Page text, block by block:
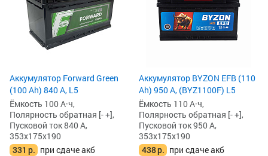
Аккумулятор Forward Green
(100 Ah) 840 А, L5
Ёмкость 100 А·ч,
Полярность обратная [- +],
Пусковой ток 840 А,
353x175x190
331 р. при сдаче акб
Аккумулятор BYZON EFB (110
Ah) 950 А, (BYZ1100F) L5
Ёмкость 110 А·ч,
Полярность обратная [- +],
Пусковой ток 950 А,
353x175x190
438р. при сдаче акб